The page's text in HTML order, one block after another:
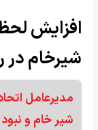
افزایش
شیرخام در
مدیرعامل
شیر خام و